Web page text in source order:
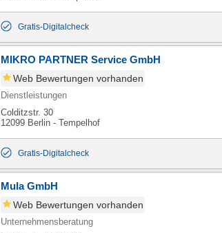
Gratis-Digitalcheck
MIKRO PARTNER Service GmbH
Web Bewertungen vorhanden
Dienstleistungen
Colditzstr. 30
12099 Berlin - Tempelhof
Gratis-Digitalcheck
Mula GmbH
Web Bewertungen vorhanden
Unternehmensberatung